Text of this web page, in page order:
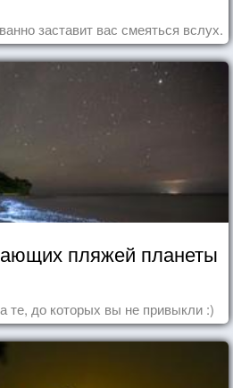
заставит вас смеяться вслух.
пляжей планеты
те, до которых вы не привыкли :)